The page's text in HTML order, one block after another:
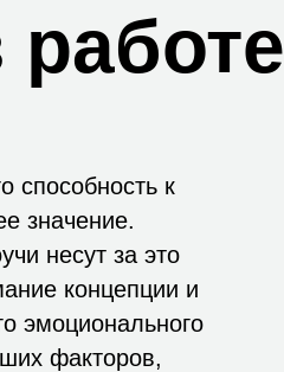
работе
способность к
значение.
несут за это
концепции и
эмоционального
факторов,